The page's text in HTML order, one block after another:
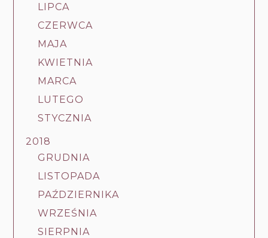
LIPCA
CZERWCA
MAJA
KWIETNIA
MARCA
LUTEGO
STYCZNIA
2018
GRUDNIA
LISTOPADA
PAŹDZIERNIKA
WRZEŚNIA
SIERPNIA